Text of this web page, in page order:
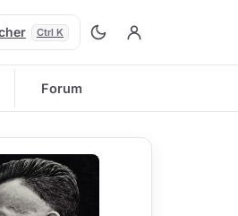
Ctrl K
Forum